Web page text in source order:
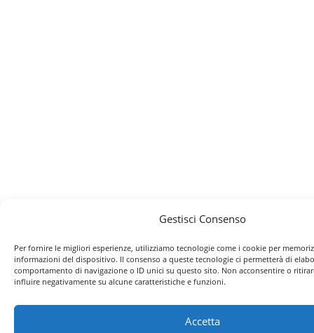
Gestisci Consenso
Per fornire le migliori esperienze, utilizziamo tecnologie come i cookie per
informazioni del dispositivo. Il consenso a queste tecnologie ci permetterà di
comportamento di navigazione o ID unici su questo sito. Non acconsentire o
influire negativamente su alcune caratteristiche e funzioni.
Accetta